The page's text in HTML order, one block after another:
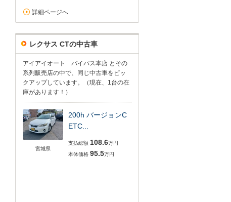
詳細ページへ
レクサス CTの中古車
アイアイオート バイパス本店 とその
系列販売店の中で、同じ中古車をピッ
クアップしています。（現在、1台の在
庫があります！）
宮城県
200h バージョンC
ETC...
支払総額 108.6万円
本体価格 95.5万円